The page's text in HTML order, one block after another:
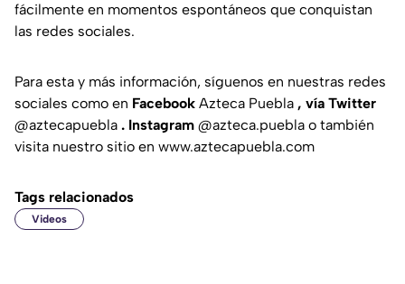
fácilmente en momentos espontáneos que conquistan
las redes sociales.
Para esta y más información, síguenos en nuestras redes
sociales como en Facebook Azteca Puebla , vía Twitter
@aztecapuebla . Instagram @azteca.puebla o también
visita nuestro sitio en www.aztecapuebla.com
Tags relacionados
Videos